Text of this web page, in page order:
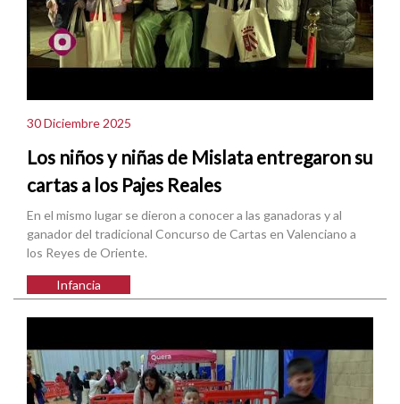
30 Diciembre 2025
Los niños y niñas de Mislata entregaron su
cartas a los Pajes Reales
En el mismo lugar se dieron a conocer a las ganadoras y al
ganador del tradicional Concurso de Cartas en Valenciano a
los Reyes de Oriente.
Infancia